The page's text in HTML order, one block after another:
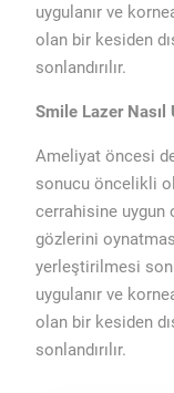
uygulanır ve
olan bir kesiden
sonlandırılır.
Smile Lazer Nasıl
Ameliyat öncesi
sonucu öncelikli
cerrahisine uygun
gözlerini
yerleştirilmesi
uygulanır ve
olan bir kesiden
sonlandırılır.